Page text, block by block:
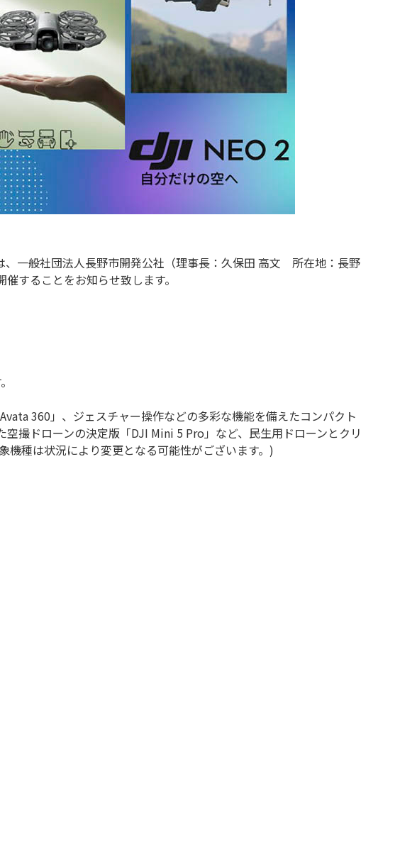
一般社団法人長野市開発公社（理事長：久保田 高文 所在地：長野
することをお知らせ致します。
360」、ジェスチャー操作などの多彩な機能を備えたコンパクト
撮ドローンの決定版「DJI Mini 5 Pro」など、民生用ドローンとクリ
機種は状況により変更となる可能性がございます。)